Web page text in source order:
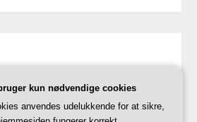
kun nødvendige cookies
anvendes udelukkende for at sikre,